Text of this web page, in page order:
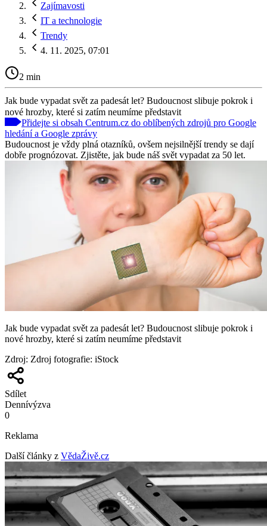
Zajímavosti
IT a technologie
Trendy
4. 11. 2025, 07:01
2 min
Jak bude vypadat svět za padesát let? Budoucnost slibuje pokrok i
nové hrozby, které si zatím neumíme představit
Přidejte si obsah Centrum.cz do oblíbených zdrojů pro Google
hledání a Google zprávy
Budoucnost je vždy plná otazníků, ovšem nejsilnější trendy se dají
dobře prognózovat. Zjistěte, jak bude náš svět vypadat za 50 let.
Jak bude vypadat svět za padesát let? Budoucnost slibuje pokrok i
nové hrozby, které si zatím neumíme představit
Zdroj: Zdroj fotografie: iStock
Sdílet
Dennívýzva
0
Reklama
Další články z VědaŽivě.cz